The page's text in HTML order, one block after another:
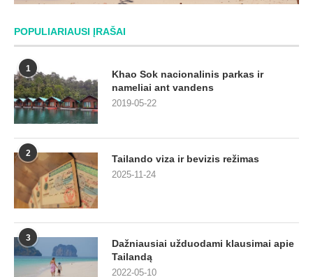
POPULIARIAUSI ĮRAŠAI
1
Khao Sok nacionalinis parkas ir
nameliai ant vandens
2019-05-22
2 Tailando viza ir bevizis režimas
2025-11-24
3
Dažniausiai užduodami klausimai apie
Tailandą
2022-05-10